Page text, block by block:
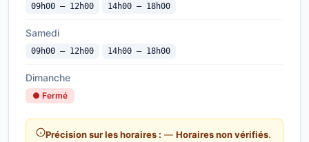
09h00 — 12h00 14h00 — 18h00
Samedi
09h00 — 12h00 14h00 — 18h00
Dimanche
● Fermé
Précision sur les horaires : — Horaires non vérifiés.